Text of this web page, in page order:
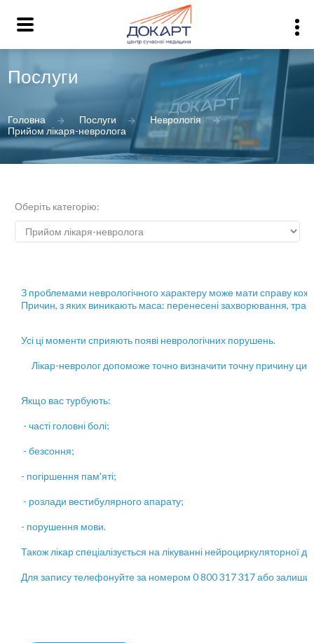
Послуги
Головна Послуги
Неврологія
Прийом лікаря-невролога
Оберіть категорію:
З проблемами неврологічного характеру може мати справу
Причин, з яких виникають маса: перенесені захворювання,
Усі ці моменти сприяють появі неврологічних порушень.
Лікар-невролог допоможе точно визначити точну причину
Якщо вас турбують:
- часті головні болі;
- безсоння;
- погіршення пам'яті;
- розлади вестибулярного апарату;
- порушення мови.
Також лікар спеціалізується на лікуванні нейроциркуляторної
Для запису телефонуйте за номером 0 800 317 317 або зали